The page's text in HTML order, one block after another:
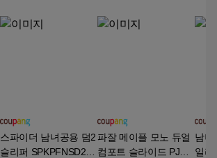
스파이더 남녀공용 덤2
슬리퍼 SPKPFNSD203
파잘 메이플 모노 듀얼
컴포트 슬라이드 PJR-
남녀
일리